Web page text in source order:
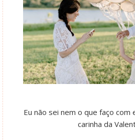
Eu não sei nem o que faço com
carinha da